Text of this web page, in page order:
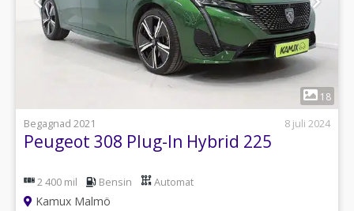
1
18
Begagnad 2021
8 juli 2024
Peugeot 308 Plug-In Hybrid 225
2 400 mil Bensin Automat
Kamux Malmö